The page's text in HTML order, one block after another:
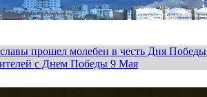
прошел молебен в честь Дня Победы
с Днем Победы 9 Мая